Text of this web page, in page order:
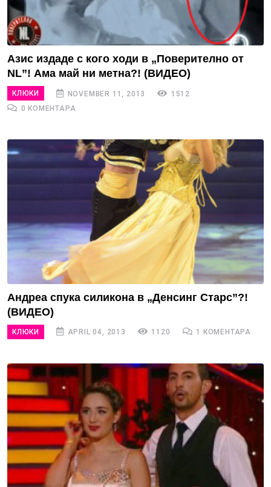
Азис издаде с кого ходи в „Поверително от
NL”! Ама май ни метна?! (ВИДЕО)
КЛЮКИ NOVEMBER 11, 2013
1512
0 КОМЕНТАРА
Андреа спука силикона в „Денсинг Старс”?!
(ВИДЕО)
КЛЮКИ APRIL 04, 2013 1120 1 КОМЕНТАРА